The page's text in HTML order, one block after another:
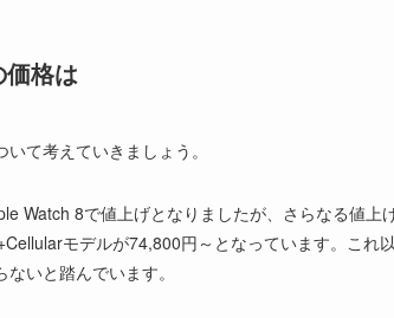
格は
て考えていきましょう。
Watch 8で値上げとなりましたが、さらなる値
モデルが74,800円～となっています。これ
いと踏んでいます。